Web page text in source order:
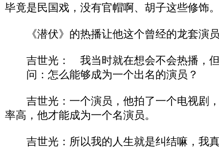
毕竟是民国戏，没有官帽啊、胡子这些修饰
《潜伏》的热播让他这个曾经的龙套演
吉世光： 我当时就在想会不会热播，
问：怎么能够成为一个出名的演员？
吉世光：一个演员，他拍了一个电视剧
率高，他才能成为一个名演员。
吉世光：所以我的人生就是纠结嘛，我